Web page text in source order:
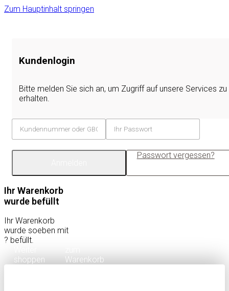
Zum Hauptinhalt springen
Kundenlogin
Bitte melden Sie sich an, um Zugriff auf unsere Services zu
erhalten.
Passwort vergessen?
Ihr Warenkorb
wurde befüllt
Ihr Warenkorb
wurde soeben mit
? befüllt.
shoppen
Warenkorb